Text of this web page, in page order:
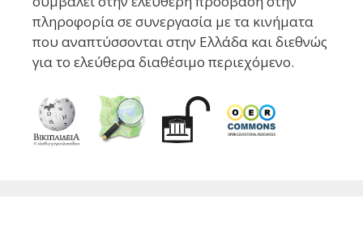
πληροφορία σε συνεργασία με τα κινήματα
που αναπτύσσονται στην Ελλάδα και διεθνώς
για το ελεύθερα διαθέσιμο περιεχόμενο.